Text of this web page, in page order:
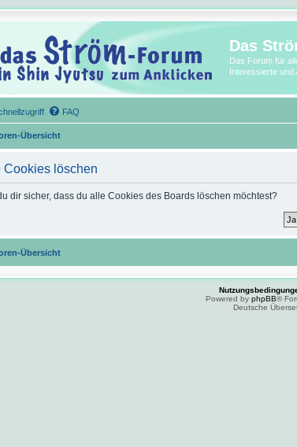
Das
Das Forum für
Interessierte und
FAQ
Übersicht
Cookies löschen
dir sicher, dass du alle Cookies des Boards löschen möchtest?
Übersicht
Powered by phpBB®
Deutsche